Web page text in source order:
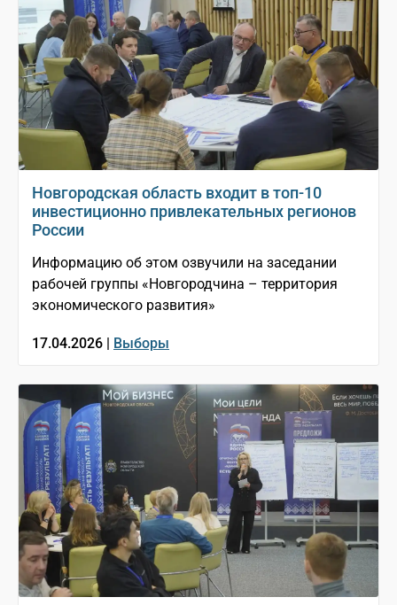
Новгородская область входит в топ-10
инвестиционно привлекательных регионов
России
Информацию об этом озвучили на заседании
рабочей группы «Новгородчина – территория
экономического развития»
17.04.2026 | Выборы